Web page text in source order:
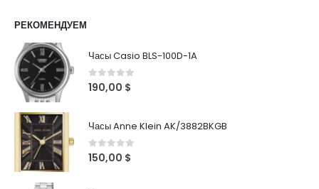
РЕКОМЕНДУЕМ
Часы Casio BLS-100D-1A
0out of 5
190,00 $
Часы Anne Klein AK/3882BKGB
0out of 5
150,00 $